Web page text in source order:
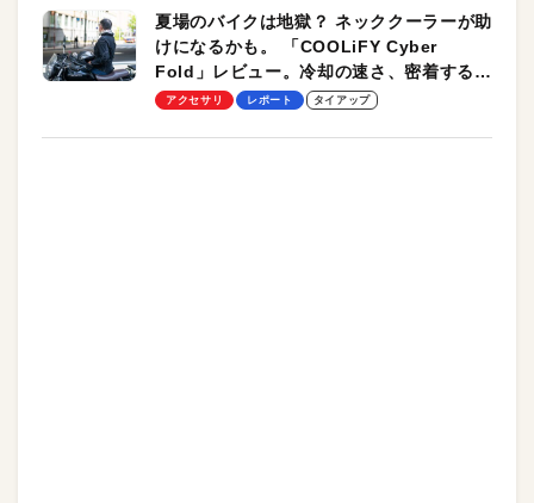
夏場のバイクは地獄？ ネッククーラーが助
けになるかも。 「COOLiFY Cyber
Fold」レビュー。冷却の速さ、密着する冷
却プレート、シンプルな操作性がグッド！
アクセサリ レポート タイアップ